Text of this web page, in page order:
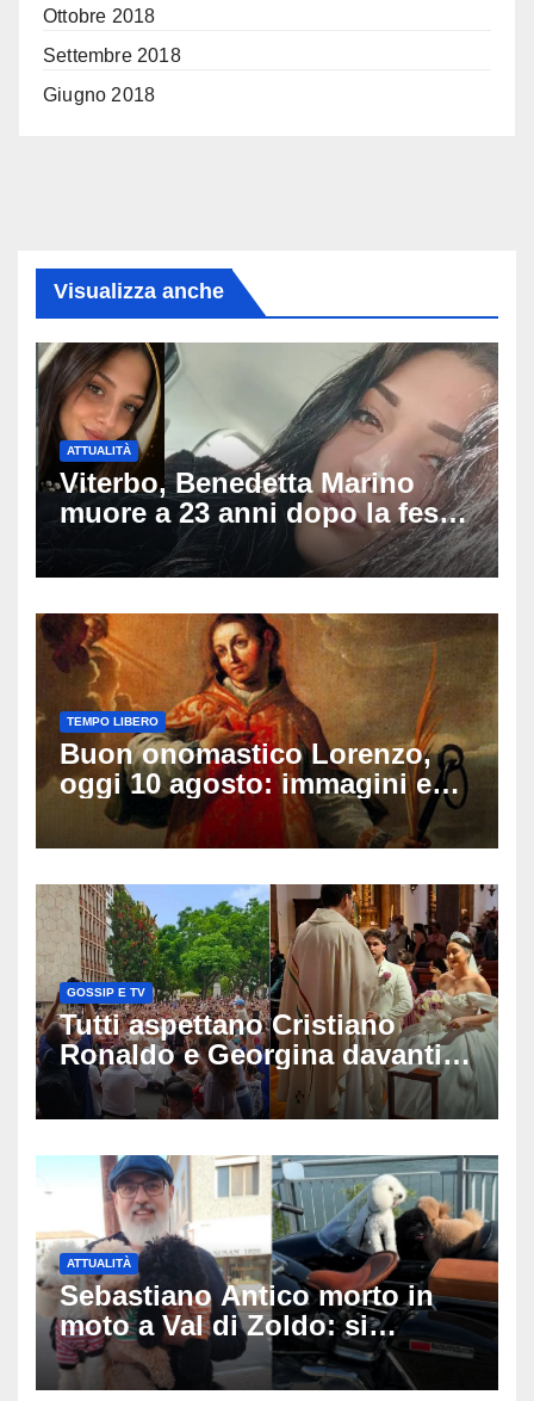
Ottobre 2018
Settembre 2018
Giugno 2018
Visualizza anche
ATTUALITÀ
Viterbo, Benedetta Marino
muore a 23 anni dopo la festa
di compleanno: trovata senza
vita nell’ex consorzio, è giallo
TEMPO LIBERO
Buon onomastico Lorenzo,
oggi 10 agosto: immagini e
gif di auguri da condividere
sui social
GOSSIP E TV
Tutti aspettano Cristiano
Ronaldo e Georgina davanti
alla cattedrale: ma il
matrimonio era di un’altra
ATTUALITÀ
Sebastiano Antico morto in
moto a Val di Zoldo: si
schianta con il sidecar, salvi i
due cagnolini